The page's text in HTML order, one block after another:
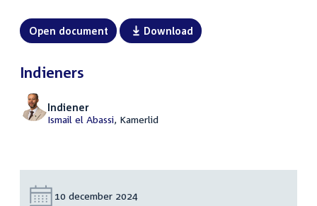
Open document Download
Indieners
Indiener
Ismail el Abassi, Kamerlid
Datum:
10 december 2024